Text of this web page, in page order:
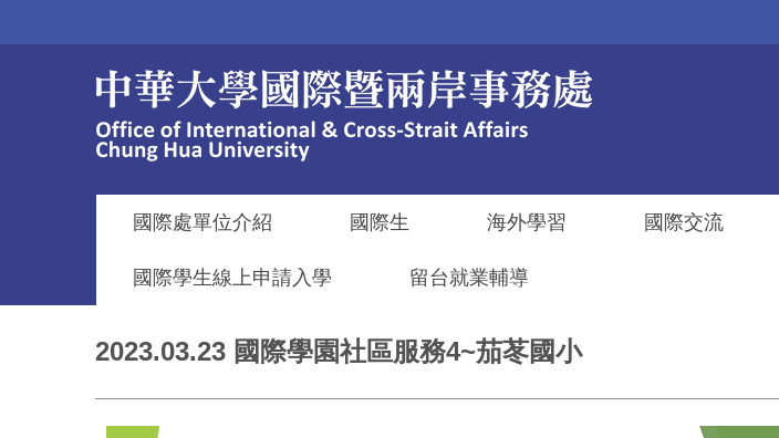
國際處單位介紹 國際生 海外學習 國際交流
國際學生線上申請入學 留台就業輔導
2023.03.23 國際學園社區服務4~茄苳國小